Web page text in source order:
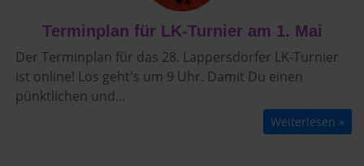
Terminplan für LK-Turnier am 1. Mai
Der Terminplan für das 28. Lappersdorfer LK-Turnier
ist online! Los geht's um 9 Uhr. Damit Du einen
pünktlichen und...
Weiterlesen »